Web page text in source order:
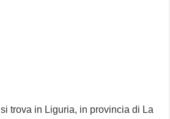
si trova in Liguria, in provincia di La